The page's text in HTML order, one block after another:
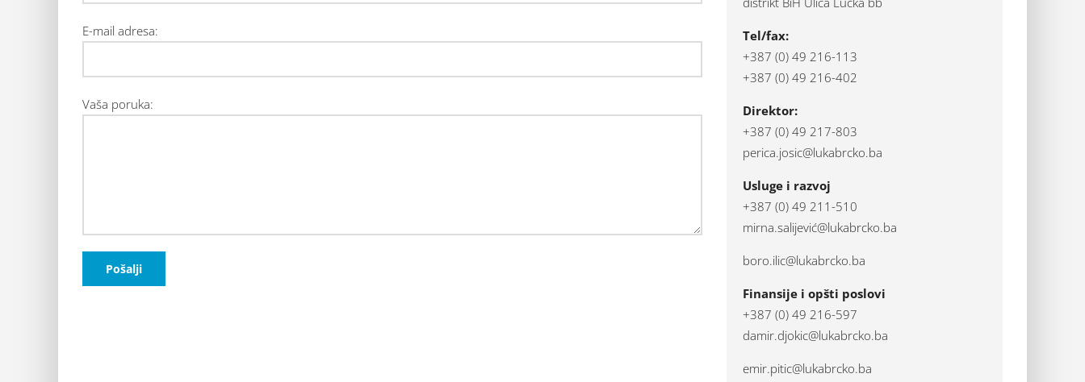
E-mail adresa:
Vaša poruka:
Tel/fax:
+387 (0) 49 216-113
+387 (0) 49 216-402
Direktor:
+387 (0) 49 217-803
perica.josic@lukabrcko.ba
Usluge i razvoj
+387 (0) 49 211-510
mirna.salijević@lukabrcko.ba
boro.ilic@lukabrcko.ba
Finansije i opšti poslovi
+387 (0) 49 216-597
damir.djokic@lukabrcko.ba
emir.pitic@lukabrcko.ba